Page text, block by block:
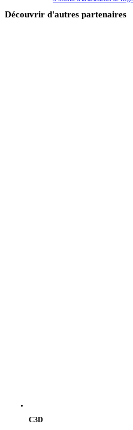
Découvrir d'autres partenaires
C3D